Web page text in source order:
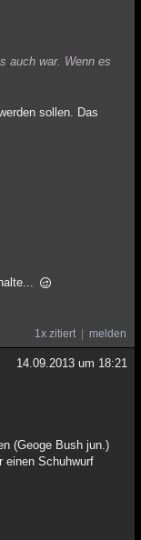
auch war. Wenn es
sollen. Das
1x zitiert melden
14.09.2013 um 18:21
(Geoge Bush jun.)
einen Schuhwurf